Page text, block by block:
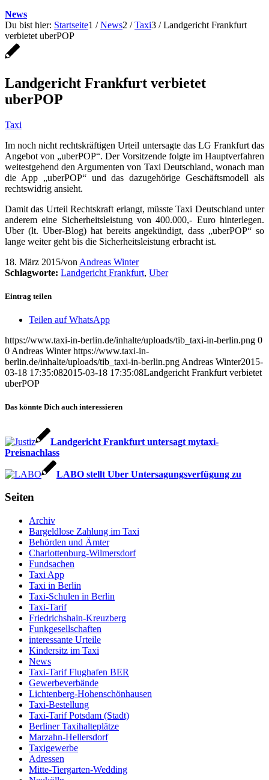
News
Du bist hier: Startseite1 / News2 / Taxi3 / Landgericht Frankfurt
verbietet uberPOP
Landgericht Frankfurt verbietet
uberPOP
Taxi
Im noch nicht rechtskräftigen Urteil untersagte das LG Frankfurt das
Angebot von „uberPOP“. Der Vorsitzende folgte im Hauptverfahren
weitestgehend den Argumenten von Taxi Deutschland, wonach man
die App „uberPOP“ und das dazugehörige Geschäftsmodell als
rechtswidrig ansieht.
Damit das Urteil Rechtskraft erlangt, müsste Taxi Deutschland unter
anderem eine Sicherheitsleistung von 400.000,- Euro hinterlegen.
Uber (lt. Uber-Blog) hat bereits angekündigt, dass „uberPOP“ so
lange weiter geht bis die Sicherheitsleistung erbracht ist.
18. März 2015/von Andreas Winter
Schlagworte: Landgericht Frankfurt, Uber
Eintrag teilen
Teilen auf WhatsApp
https://www.taxi-in-berlin.de/inhalte/uploads/tib_taxi-in-berlin.png 0
0 Andreas Winter https://www.taxi-in-
berlin.de/inhalte/uploads/tib_taxi-in-berlin.png Andreas Winter2015-
03-18 17:35:082015-03-18 17:35:08Landgericht Frankfurt verbietet
uberPOP
Das könnte Dich auch interessieren
Landgericht Frankfurt untersagt mytaxi-
Preisnachlass
LABO stellt Uber Untersagungsverfügung zu
Seiten
Archiv
Bargeldlose Zahlung im Taxi
Behörden und Ämter
Charlottenburg-Wilmersdorf
Fundsachen
Taxi App
Taxi in Berlin
Taxi-Schulen in Berlin
Taxi-Tarif
Friedrichshain-Kreuzberg
Funkgesellschaften
interessante Urteile
Kindersitz im Taxi
News
Taxi-Tarif Flughafen BER
Gewerbeverbände
Lichtenberg-Hohenschönhausen
Taxi-Bestellung
Taxi-Tarif Potsdam (Stadt)
Berliner Taxihalteplätze
Marzahn-Hellersdorf
Taxigewerbe
Adressen
Mitte-Tiergarten-Wedding